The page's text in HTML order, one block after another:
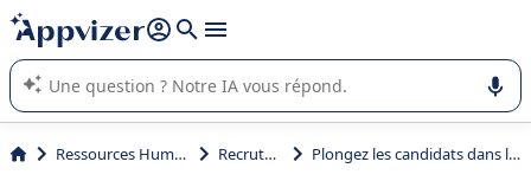
répondre (plusieurs lignes avec
L'IA de Appvizer vous guide dans l'utilisation ou la sélection de
logiciel SaaS en entreprise.
Ressources Humaines (RH) Recrutement Plongez les candidats dans le grand bain avec la méthode de recrutement par simulation